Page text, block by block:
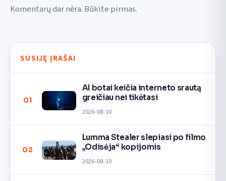
Komentarų dar nėra. Būkite pirmas.
SUSIJĘ ĮRAŠAI
01
AI botai keičia interneto srautą
greičiau nei tikėtasi
2026-08-10
02
Lumma Stealer slepiasi po filmo
„Odisėja“ kopijomis
2026-08-10